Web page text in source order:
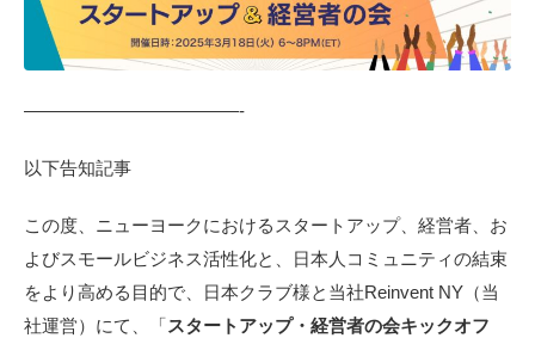
————————————-
以下告知記事
この度、ニューヨークにおけるスタートアップ、経営者、お
よびスモールビジネス活性化と、日本人コミュニティの結束
をより高める目的で、日本クラブ様と当社Reinvent NY（当
社運営）にて、「スタートアップ・経営者の会キックオフ